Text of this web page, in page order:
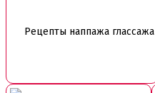
Рецепты наппажа глассажа